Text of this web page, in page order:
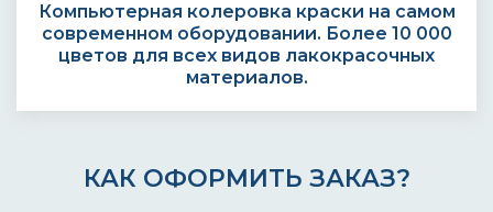
Компьютерная колеровка краски на самом
современном оборудовании. Более 10 000
цветов для всех видов лакокрасочных
материалов.
КАК ОФОРМИТЬ ЗАКАЗ?